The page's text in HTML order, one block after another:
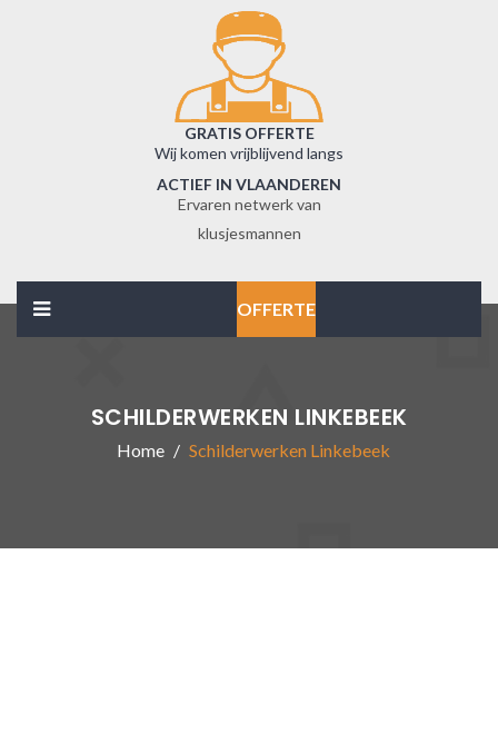
GRATIS OFFERTE
Wij komen vrijblijvend langs
ACTIEF IN VLAANDEREN
Ervaren netwerk van
klusjesmannen
OFFERTE
SCHILDERWERKEN LINKEBEEK
Home Schilderwerken Linkebeek